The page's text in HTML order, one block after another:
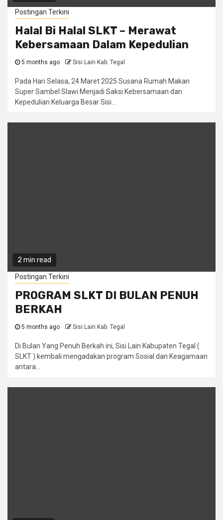
Postingan Terkini
Halal Bi Halal SLKT – Merawat
Kebersamaan Dalam Kepedulian
5 months ago Sisi Lain Kab. Tegal
Pada Hari Selasa, 24 Maret 2025 Susana Rumah Makan
Super Sambel Slawi Menjadi Saksi Kebersamaan dan
Kepedulian Keluarga Besar Sisi...
2 min read
Postingan Terkini
PROGRAM SLKT DI BULAN PENUH
BERKAH
5 months ago Sisi Lain Kab. Tegal
Di Bulan Yang Penuh Berkah ini, Sisi Lain Kabupaten Tegal (
SLKT ) kembali mengadakan program Sosial dan Keagamaan
antara...